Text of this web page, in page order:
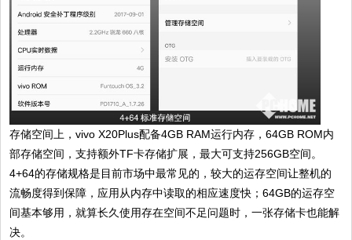
存储空间上，vivo X20Plus配备4GB RAM运行内存，64GB ROM内
部存储空间，支持额外TF卡存储扩展，最大可支持256GB空间。
4+64的存储规格是目前市场中最常见的，较大的运存空间让整机的
流畅度得到保障，应用从内存中读取的相应速度快；64GB的运存空
间基本够用，就算长久使用存在空间不足问题时，一张存储卡也能解
决。